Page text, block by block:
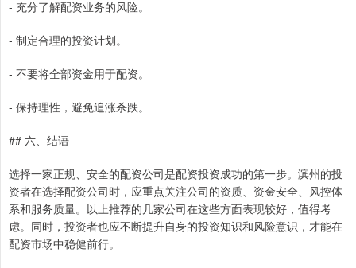
- 充分了解配资业务的风险。
- 制定合理的投资计划。
- 不要将全部资金用于配资。
- 保持理性，避免追涨杀跌。
## 六、结语
选择一家正规、安全的配资公司是配资投资成功的第一步。滨州的投
资者在选择配资公司时，应重点关注公司的资质、资金安全、风控体
系和服务质量。以上推荐的几家公司在这些方面表现较好，值得考
虑。同时，投资者也应不断提升自身的投资知识和风险意识，才能在
配资市场中稳健前行。